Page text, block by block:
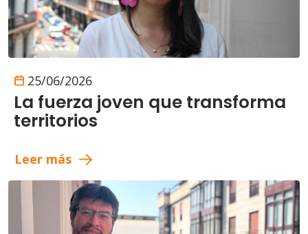
25/06/2026
La fuerza joven que transforma
territorios
Leer más